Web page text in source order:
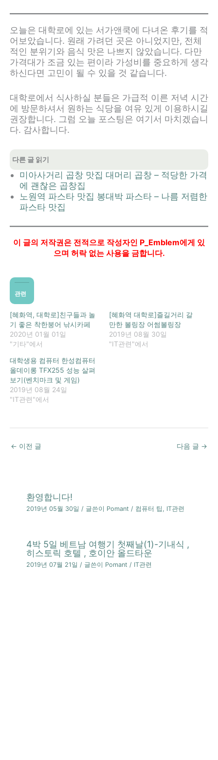
오늘은 대학로에 있는 서가앤쿡에 다녀온 후기를 적
어보았습니다. 원래 가려던 곳은 아니었지만, 전체
적인 분위기와 음식 맛은 나쁘지 않았습니다. 다만
가격대가 조금 있는 편이라 가성비를 중요하게 생각
하신다면 고민이 될 수 있을 것 같습니다.
대학로에서 식사하실 분들은 가급적 이른 저녁 시간
에 방문하셔서 원하는 식당을 여유 있게 이용하시길
권장합니다. 그럼 오늘 포스팅은 여기서 마치겠습니
다. 감사합니다.
다른 글 읽기
미아사거리 곱창 맛집 대머리 곱창 – 적당한 가격
에 괜찮은 곱창집
노원역 파스타 맛집 봉대박 파스타 – 나름 저렴한
파스타 맛집
이 글의 저작권은 전적으로 작성자인 P_Emblem에게 있
으며 허락 없는 사용을 금합니다.
관련
[혜화역, 대학로]친구들과 놀
기 좋은 착한붕어 낚시카페
2020년 01월 01일
"기타"에서
[혜화역 대학로]즐길거리 갈
만한 볼링장 어썸볼링장
2019년 08월 30일
"IT관련"에서
대학생용 컴퓨터 한성컴퓨터
올데이롱 TFX255 성능 살펴
보기(벤치마크 및 게임)
2019년 08월 24일
"IT관련"에서
← 이전 글 다음 글 →
환영합니다!
2019년 05월 30일/ 글쓴이 Pomant/ 컴퓨터 팁 , IT관련
4박 5일 베트남 여행기 첫째날(1)-기내식 ,
히스토릭 호텔 , 호이안 올드타운
2019년 07월 21일/ 글쓴이 Pomant/ IT관련